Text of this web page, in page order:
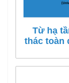
Từ hạ
thác toàn